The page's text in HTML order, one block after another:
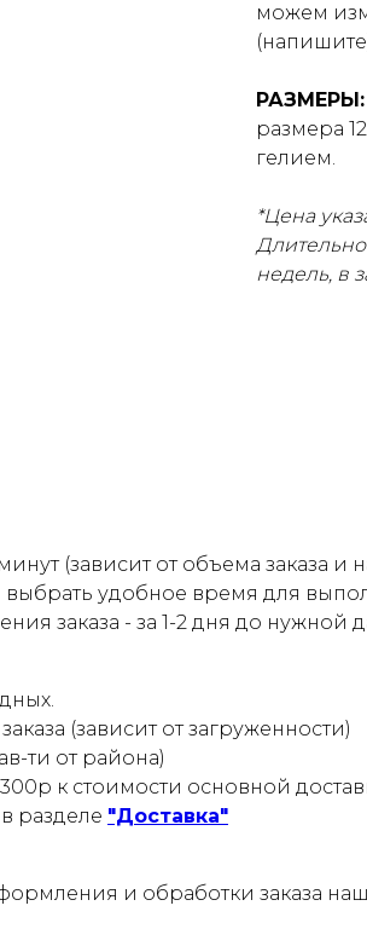
можем
РАЗМЕРЫ:
размера
гелием.
*Цена
недель, в
(зависит от объема заказа
удобное время для
заказа - за 1-2 дня до нужной
(зависит от загруженности)
ти от района)
к стоимости основной
разделе "Доставка"
и обработки заказа